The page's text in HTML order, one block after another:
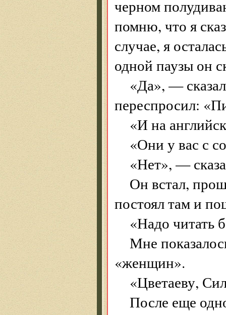
черном
помню, что я
случае, я
одной паузы он
«Да», —
переспросил:
«И на
«Они у вас с
«Нет», —
Он встал,
постоял там и
«Надо читать
Мне
«женщин».
«Цветаеву,
После еще